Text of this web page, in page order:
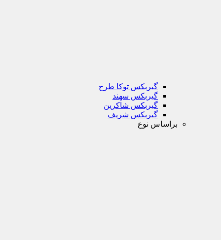
گیربکس توکا طرح
گیربکس سهند
گیربکس شاکرین
گیربکس شریف
براساس نوع